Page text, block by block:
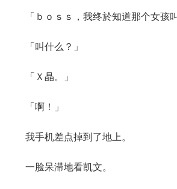
「ｂｏｓｓ，我终於知道那个女孩叫
「叫什么？」
「Ｘ晶。」
「啊！」
我手机差点掉到了地上。
一脸呆滞地看凯文。